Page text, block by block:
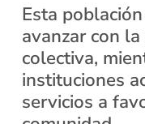
Esta
avanzar con
colectiva,
instituciones
servicios a